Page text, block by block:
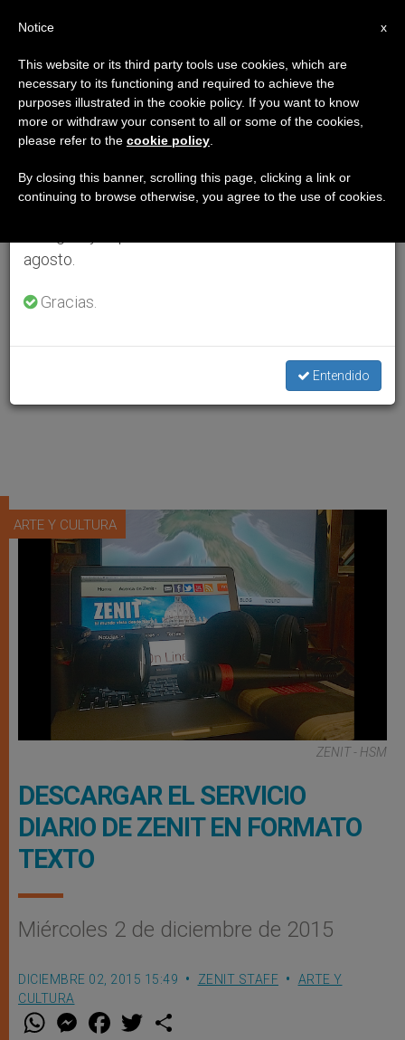
ARTE Y CULTURA
ZENIT - HSM
DESCARGAR EL SERVICIO
DIARIO DE ZENIT EN FORMATO
TEXTO
Miércoles 2 de diciembre de 2015
DICIEMBRE 02, 2015 15:49 ZENIT STAFF
ARTE Y
CULTURA
W M
e
F
a w
×
Aviso importante
Del 27 de julio al 7 de agosto haremos la pausa
anual, aprovechando que en el periodo de verano
se generan menos informaciones y también el
agosto.
Gracias.
Entendido
x
Notice
This website or its third party tools use cookies, which are
necessary to its functioning and required to achieve the
purposes illustrated in the cookie policy. If you want to know
more or withdraw your consent to all or some of the cookies,
please refer to the cookie policy
By closing this banner, scrolling this page, clicking a link or
continuing to browse otherwise, you agree to the use of cookies.